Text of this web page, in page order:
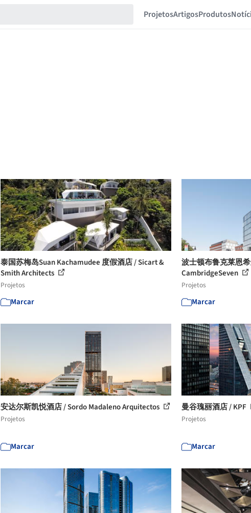
ProjetosArtigosProdutos
泰国苏梅岛Suan Kachamudee 度假酒店 / Sicart &
Smith Architects
Projetos
Marcar
波士顿布鲁克莱恩
CambridgeSeven
Projetos
Marcar
安达尔斯凯悦酒店 / Sordo Madaleno Arquitectos
Projetos
Marcar
曼谷瑰丽酒店 / KPF
Projetos
Marcar